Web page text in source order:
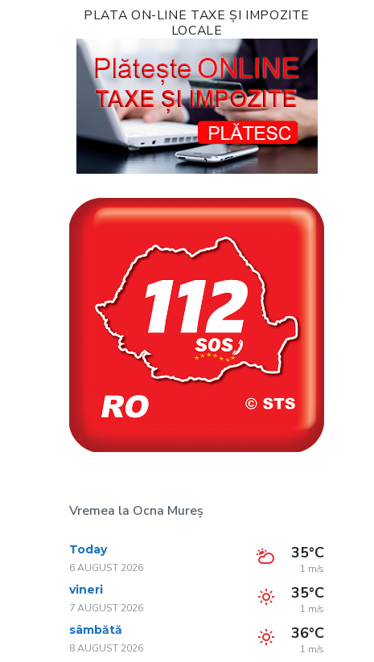
PLATA ON-LINE TAXE ȘI IMPOZITE
LOCALE
Vremea la Ocna Mureș
Today
6 AUGUST 2026
35°C
1 m/s
vineri
7 AUGUST 2026
35°C
1 m/s
sâmbătă
8 AUGUST 2026
36°C
1 m/s